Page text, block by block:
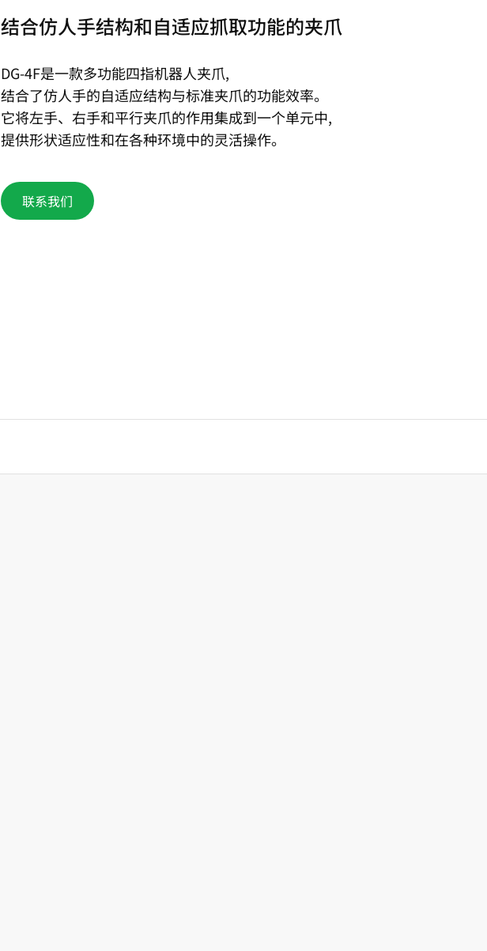
结合仿人手结构和自适应抓取功能的夹爪
DG-4F是一款多功能四指机器人夹爪,
结合了仿人手的自适应结构与标准夹爪的功能效率。
它将左手、右手和平行夹爪的作用集成到一个单元中,
提供形状适应性和在各种环境中的灵活操作。
联系我们